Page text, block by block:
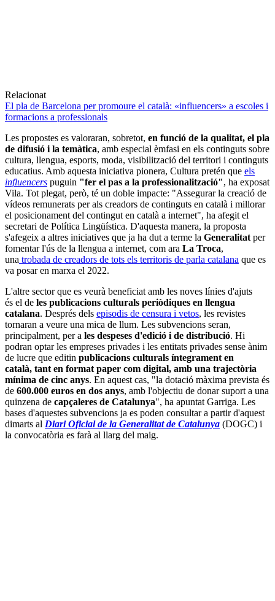
Relacionat
El pla de Barcelona per promoure el català: «influencers» a escoles i
formacions a professionals
Les propostes es valoraran, sobretot, en funció de la qualitat, el pla
de difusió i la temàtica, amb especial èmfasi en els continguts sobre
cultura, llengua, esports, moda, visibilització del territori i continguts
educatius. Amb aquesta iniciativa pionera, Cultura pretén que els
influencers puguin "fer el pas a la professionalització", ha exposat
Vila. Tot plegat, però, té un doble impacte: "Assegurar la creació de
vídeos remunerats per als creadors de continguts en català i millorar
el posicionament del contingut en català a internet", ha afegit el
secretari de Política Lingüística. D'aquesta manera, la proposta
s'afegeix a altres iniciatives que ja ha dut a terme la Generalitat per
fomentar l'ús de la llengua a internet, com ara La Troca,
una trobada de creadors de tots els territoris de parla catalana que es
va posar en marxa el 2022.
L'altre sector que es veurà beneficiat amb les noves línies d'ajuts
és el de les publicacions culturals periòdiques en llengua
catalana. Després dels episodis de censura i vetos, les revistes
tornaran a veure una mica de llum. Les subvencions seran,
principalment, per a les despeses d'edició i de distribució. Hi
podran optar les empreses privades i les entitats privades sense ànim
de lucre que editin publicacions culturals íntegrament en
català, tant en format paper com digital, amb una trajectòria
mínima de cinc anys. En aquest cas, "la dotació màxima prevista és
de 600.000 euros en dos anys, amb l'objectiu de donar suport a una
quinzena de capçaleres de Catalunya", ha apuntat Garriga. Les
bases d'aquestes subvencions ja es poden consultar a partir d'aquest
dimarts al Diari Oficial de la Generalitat de Catalunya (DOGC) i
la convocatòria es farà al llarg del maig.